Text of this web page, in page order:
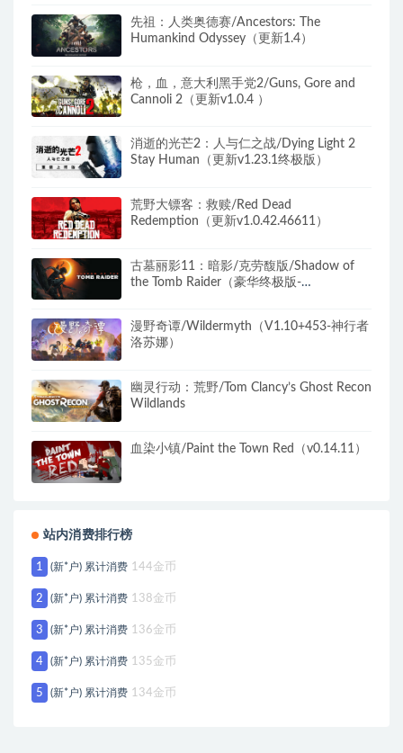
先祖：人类奥德赛/Ancestors: The
Humankind Odyssey（更新1.4）
枪，血，意大利黑手党2/Guns, Gore and
Cannoli 2（更新v1.0.4 ）
消逝的光芒2：人与仁之战/Dying Light 2
Stay Human（更新v1.23.1终极版）
荒野大镖客：救赎/Red Dead
Redemption（更新v1.0.42.46611）
古墓丽影11：暗影/克劳馥版/Shadow of
the Tomb Raider（豪华终极版-
漫野奇谭/Wildermyth（V1.10+453-神行者
洛苏娜）
幽灵行动：荒野/Tom Clancy’s Ghost Recon
Wildlands
血染小镇/Paint the Town Red（v0.14.11）
站内消费排行榜
1 (新*户) 累计消费 144金币
2 (新*户) 累计消费 138金币
3 (新*户) 累计消费 136金币
4 (新*户) 累计消费 135金币
5 (新*户) 累计消费 134金币